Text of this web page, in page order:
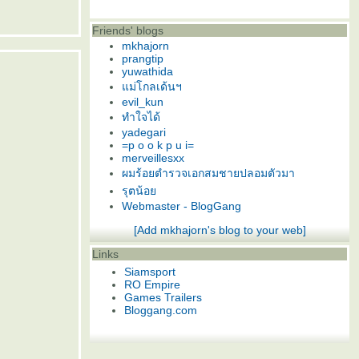
Friends' blogs
mkhajorn
prangtip
yuwathida
ม่โกลเด้นฯ
evil_kun
ทำใจได้
yadegari
=p o o k p u i=
merveillesxx
ผมร้อยตำรวจเอกสมชายปลอมตัวมา
รุตน้อ
Webmaster - BlogGang
[Add mkhajorn's blog to your web]
Links
Siamsport
RO Empire
Games Trailers
Bloggang.com